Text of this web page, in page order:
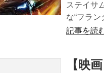
ステイサ
な“フラン
記事を読
【映